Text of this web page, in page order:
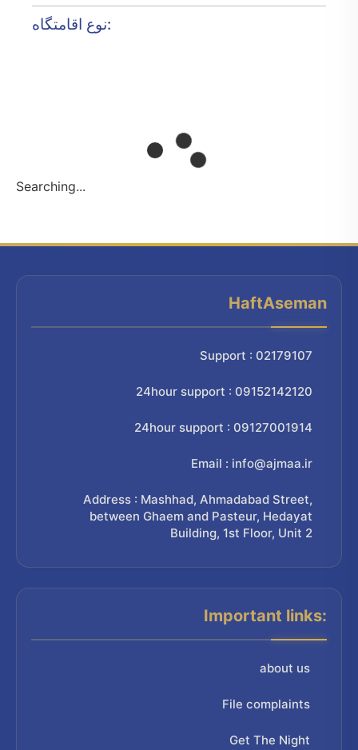
نوع اقامتگاه:
Searching...
HaftAseman
Support : 02179107
24hour support : 09152142120
24hour support : 09127001914
Email : info@ajmaa.ir
Address : Mashhad, Ahmadabad Street,
between Ghaem and Pasteur, Hedayat
Building, 1st Floor, Unit 2
Important links:
about us
File complaints
Get The Night